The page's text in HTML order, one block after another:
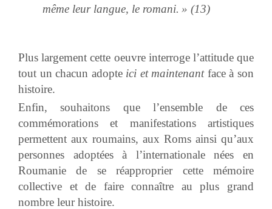
même leur langue, le romani. » (13)
Plus largement cette oeuvre interroge l’attitude que
tout un chacun adopteici et maintenantface à son
histoire.
Enfin, souhaitons que l’ensemble de ces
commémorations et manifestations artistiques
permettent aux roumains, aux Roms ainsi qu’aux
personnes adoptées à l’internationale nées en
Roumanie de se réapproprier cette mémoire
collective et de faire connaître au plus grand
nombre leur histoire.